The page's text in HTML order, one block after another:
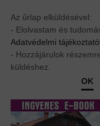
Az űrlap elküldésével:
- Elolvastam és
Adatvédelmi
- Hozzájárulok
küldéshez.
OK